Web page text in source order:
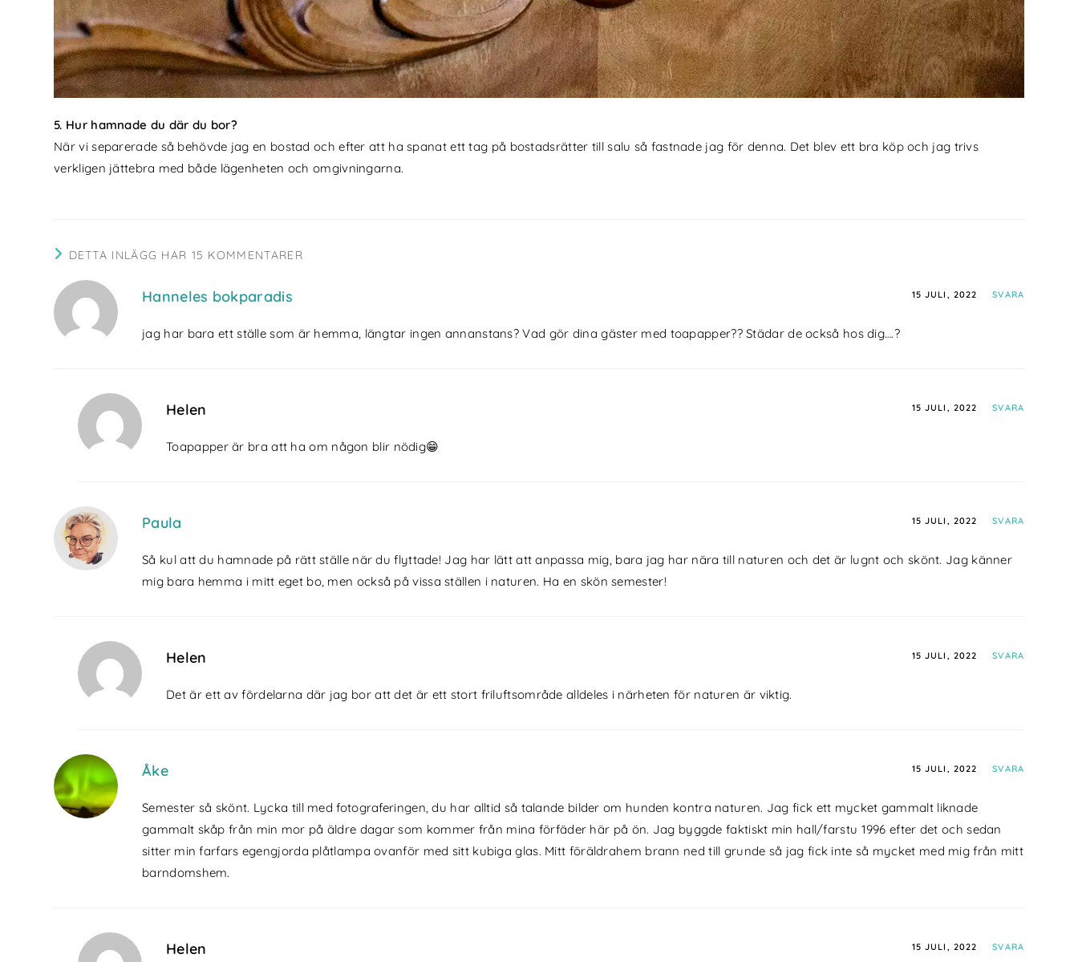
5. Hur hamnade du där du bor?
När vi separerade så behövde jag en bostad och efter att ha spanat ett tag på bostadsrätter till salu så fastnade jag för denna. Det blev ett bra köp och jag trivs
verkligen jättebra med både lägenheten och omgivningarna.
DETTA INLÄGG HAR 15 KOMMENTARER
Hanneles bokparadis 15 JULI, 2022 SVARA
jag har bara ett ställe som är hemma, längtar ingen annanstans? Vad gör dina gäster med toapapper?? Städar de också hos dig….?
Helen 15 JULI, 2022 SVARA
Toapapper är bra att ha om någon blir nödig😁
Paula 15 JULI, 2022 SVARA
Så kul att du hamnade på rätt ställe när du flyttade! Jag har lätt att anpassa mig, bara jag har nära till naturen och det är lugnt och skönt. Jag känner
mig bara hemma i mitt eget bo, men också på vissa ställen i naturen. Ha en skön semester!
Helen 15 JULI, 2022 SVARA
Det är ett av fördelarna där jag bor att det är ett stort friluftsområde alldeles i närheten för naturen är viktig.
Åke 15 JULI, 2022 SVARA
Semester så skönt. Lycka till med fotograferingen, du har alltid så talande bilder om hunden kontra naturen. Jag fick ett mycket gammalt liknade
gammalt skåp från min mor på äldre dagar som kommer från mina förfäder här på ön. Jag byggde faktiskt min hall/farstu 1996 efter det och sedan
sitter min farfars egengjorda plåtlampa ovanför med sitt kubiga glas. Mitt föräldrahem brann ned till grunde så jag fick inte så mycket med mig från mitt
barndomshem.
Helen 15 JULI, 2022 SVARA